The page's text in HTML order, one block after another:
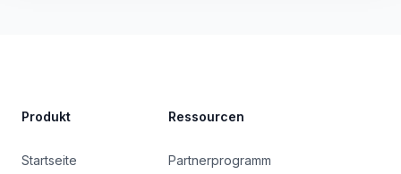
Produkt
Startseite
Ressourcen
Partnerprogramm